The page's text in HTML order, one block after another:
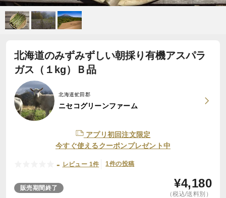
北海道のみずみずしい朝採り有機アスパラ
ガス（１kg）Ｂ品
北海道虻田郡
ニセコグリーンファーム
アプリ初回注文限定
今すぐ使えるクーポンプレゼント中
- レビュー 1件 1件の投稿
販売期間終了 ¥4,180
（税込/送料別）